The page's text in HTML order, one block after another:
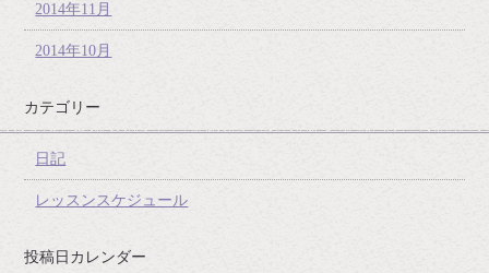
2014年11月
2014年10月
カテゴリー
日記
レッスンスケジュール
投稿日カレンダー